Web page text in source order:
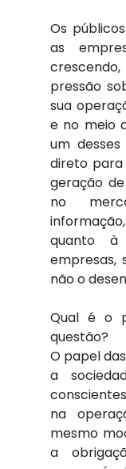
Os
as
pressão
sua
e no meio
um
direto para
geração
no
quanto à
empresas,
não o
Qual é o
questão?
O papel
a
na
mesmo
a